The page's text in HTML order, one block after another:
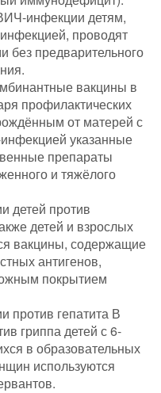
инфекции детям,
проводят
предварительного
вакцины в
профилактических
от матерей с
указанные
препараты
и тяжёлого
детей против
детей и взрослых
вакцины, содержащие
антигенов,
покрытием
против гепатита В
гриппа детей с 6-
в образовательных
используются